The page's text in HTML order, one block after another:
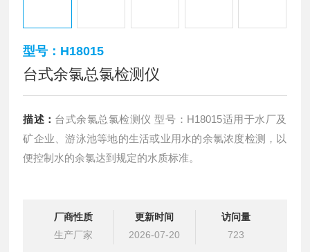
型号：H18015
台式余氯总氯检测仪
描述： 台式余氯总氯检测仪 型号：H18015适用于水厂及
矿企业、游泳池等地的生活或业用水的余氯浓度检测，以
便控制水的余氯达到规定的水质标准。
厂商性质
生产厂家
更新时间
2026-07-20
访问量
723